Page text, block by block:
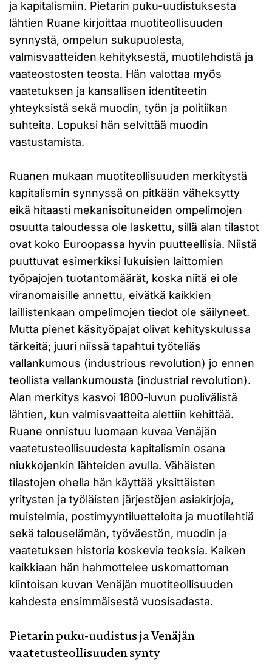
ja kapitalismiin. Pietarin puku-uudistuksesta
lähtien Ruane kirjoittaa muotiteollisuuden
synnystä, ompelun sukupuolesta,
valmisvaatteiden kehityksestä, muotilehdistä ja
vaateostosten teosta. Hän valottaa myös
vaatetuksen ja kansallisen identiteetin
yhteyksistä sekä muodin, työn ja politiikan
suhteita. Lopuksi hän selvittää muodin
vastustamista.
Ruanen mukaan muotiteollisuuden merkitystä
kapitalismin synnyssä on pitkään väheksytty
eikä hitaasti mekanisoituneiden ompelimojen
osuutta taloudessa ole laskettu, sillä alan tilastot
ovat koko Euroopassa hyvin puutteellisia. Niistä
puuttuvat esimerkiksi lukuisien laittomien
työpajojen tuotantomäärät, koska niitä ei ole
viranomaisille annettu, eivätkä kaikkien
laillistenkaan ompelimojen tiedot ole säilyneet.
Mutta pienet käsityöpajat olivat kehityskulussa
tärkeitä; juuri niissä tapahtui työteliäs
vallankumous (industrious revolution) jo ennen
teollista vallankumousta (industrial revolution).
Alan merkitys kasvoi 1800-luvun puolivälistä
lähtien, kun valmisvaatteita alettiin kehittää.
Ruane onnistuu luomaan kuvaa Venäjän
vaatetusteollisuudesta kapitalismin osana
niukkojenkin lähteiden avulla. Vähäisten
tilastojen ohella hän käyttää yksittäisten
yritysten ja työläisten järjestöjen asiakirjoja,
muistelmia, postimyyntiluetteloita ja muotilehtiä
sekä talouselämän, työväestön, muodin ja
vaatetuksen historia koskevia teoksia. Kaiken
kaikkiaan hän hahmottelee uskomattoman
kiintoisan kuvan Venäjän muotiteollisuuden
kahdesta ensimmäisestä vuosisadasta.
Pietarin puku-uudistus ja Venäjän
vaatetusteollisuuden synty